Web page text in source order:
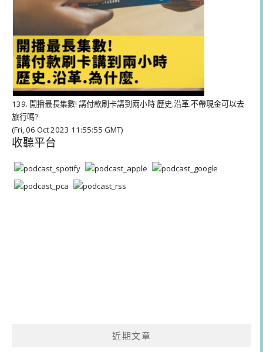
139. 開播最長集數! 講付款刷卡講到兩小時 歷史.沿革.不帶現金可以去
旅行嗎?
(Fri, 06 Oct 2023 11:55:55 GMT)
收聽平台
近期文章